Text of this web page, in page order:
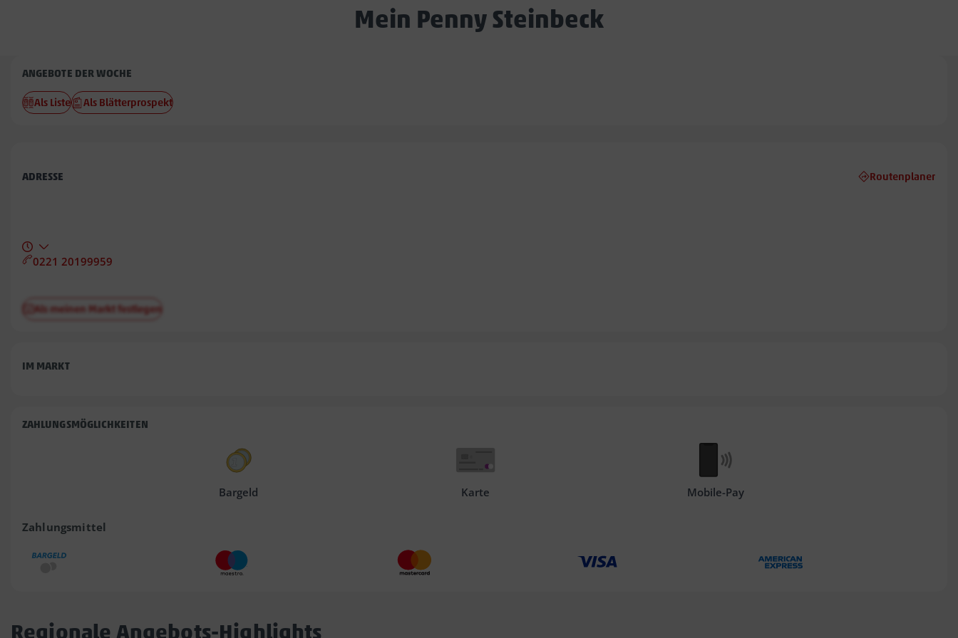
Mein Penny Steinbeck
Penny
Steinbeck
ANGEBOTE DER WOCHE
Als Liste Als Blätterprospekt
ADRESSE Routenplaner
0221 20199959
Als meinen Markt festlegen
IM MARKT
ZAHLUNGSMÖGLICHKEITEN
Bargeld Karte Mobile-Pay
Zahlungsmittel
Regionale Angebots-Highlights